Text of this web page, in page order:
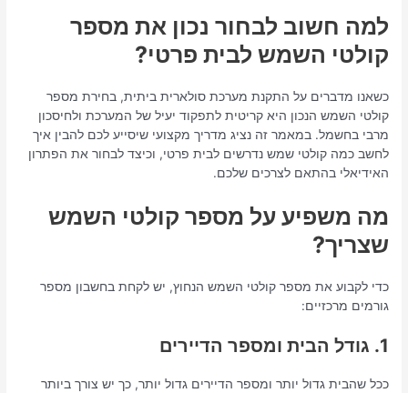
למה חשוב לבחור נכון את מספר
קולטי השמש לבית פרטי?
כשאנו מדברים על התקנת מערכת סולארית ביתית, בחירת מספר
קולטי השמש הנכון היא קריטית לתפקוד יעיל של המערכת ולחיסכון
מרבי בחשמל. במאמר זה נציג מדריך מקצועי שיסייע לכם להבין איך
לחשב כמה קולטי שמש נדרשים לבית פרטי, וכיצד לבחור את הפתרון
האידיאלי בהתאם לצרכים שלכם.
מה משפיע על מספר קולטי השמש
שצריך?
כדי לקבוע את מספר קולטי השמש הנחוץ, יש לקחת בחשבון מספר
גורמים מרכזיים:
1. גודל הבית ומספר הדיירים
ככל שהבית גדול יותר ומספר הדיירים גדול יותר, כך יש צורך ביותר